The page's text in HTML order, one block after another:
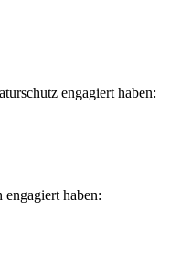
engagiert haben:
haben: